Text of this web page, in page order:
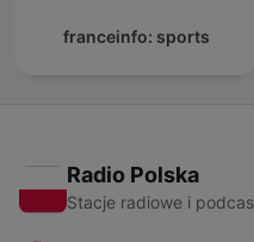
franceinfo: sports
Radio Polska
Stacje radiowe i